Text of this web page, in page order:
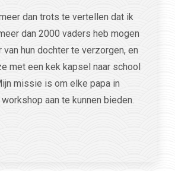
dan trots te vertellen dat ik
dan 2000 vaders heb mogen
van hun dochter te verzorgen, en
met een kek kapsel naar school
missie is om elke papa in
aan te kunnen bieden.